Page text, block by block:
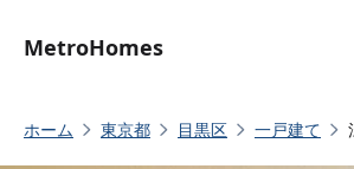
MetroHomes
ホーム 東京都 目黒区 一戸建て